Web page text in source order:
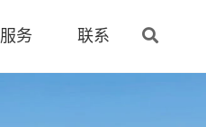
服务 联系